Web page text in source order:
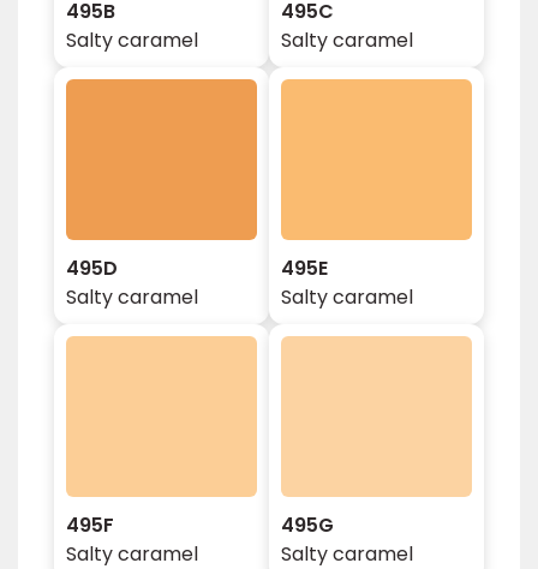
495B
Salty caramel
495C
Salty caramel
495D
Salty caramel
495E
Salty caramel
495F
Salty caramel
495G
Salty caramel